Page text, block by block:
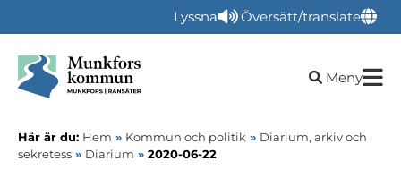
Lyssna Översätt/translate
Öppna
Meny
Här är du: Hem » Kommun och politik » Diarium, arkiv och
sekretess » Diarium » 2020-06-22